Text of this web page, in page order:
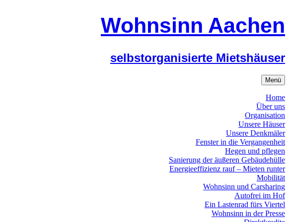
Wohnsinn Aachen
selbstorganisierte Mietshäuser
Menü
Home
Über uns
Organisation
Unsere Häuser
Unsere Denkmäler
Fenster in die Vergangenheit
Hegen und pflegen
Sanierung der äußeren Gebäudehülle
Energieeffizienz rauf – Mieten runter
Mobilität
Wohnsinn und Carsharing
Autofrei im Hof
Ein Lastenrad fürs Viertel
Wohnsinn in der Presse